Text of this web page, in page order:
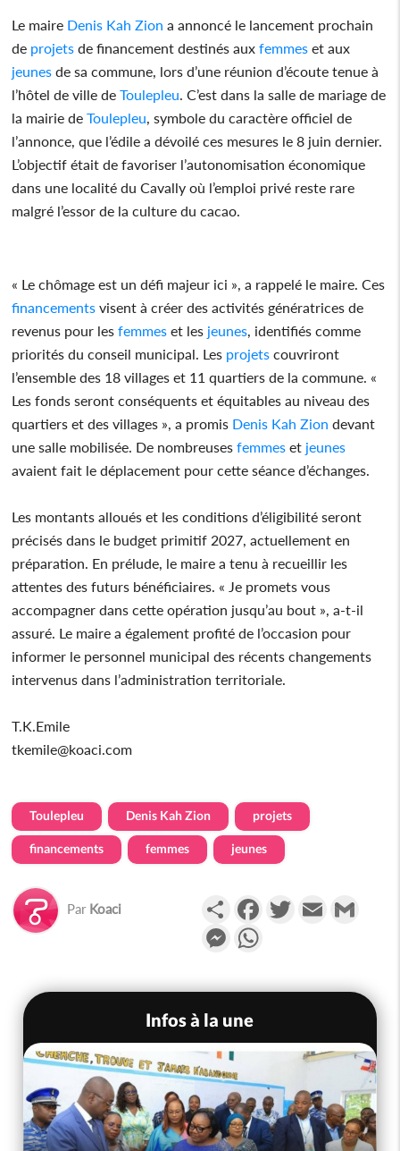
Le maire Denis Kah Zion a annoncé le lancement prochain
de projets de financement destinés aux femmes et aux
jeunes de sa commune, lors d’une réunion d’écoute tenue à
l’hôtel de ville deToulepleu . C’est dans la salle de mariage de
la mairie deToulepleu , symbole du caractère officiel de
l’annonce, que l’édile a dévoilé ces mesures le 8 juin dernier.
L’objectif était de favoriser l’autonomisation économique
dans une localité du Cavally où l’emploi privé reste rare
malgré l’essor de la culture du cacao.
« Le chômage est un défi majeur ici », a rappelé le maire. Ces
financements visent à créer des activités génératrices de
revenus pour les femmes et les jeunes , identifiés comme
priorités du conseil municipal. Les projets couvriront
l’ensemble des 18 villages et 11 quartiers de la commune. «
Les fonds seront conséquents et équitables au niveau des
quartiers et des villages », a promis Denis Kah Zion devant
une salle mobilisée. De nombreuses femmes et jeunes
avaient fait le déplacement pour cette séance d’échanges.
Les montants alloués et les conditions d’éligibilité seront
précisés dans le budget primitif 2027, actuellement en
préparation. En prélude, le maire a tenu à recueillir les
attentes des futurs bénéficiaires. « Je promets vous
accompagner dans cette opération jusqu’au bout », a-t-il
assuré. Le maire a également profité de l’occasion pour
informer le personnel municipal des récents changements
intervenus dans l’administration territoriale.
T.K.Emile
tkemile@koaci.com
Toulepleu Denis Kah Zion projets
financements femmes jeunes
Par Koaci PartagerFacebookTwitterEmail
Messenger
Infos à la une